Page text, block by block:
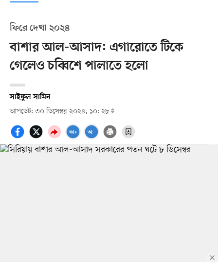
ফিরে দেখা ২০২৪
বাশার আল-আসাদ: এগারোতে টিকে
গেলেও চব্বিশে পালাতে হলো
সাইফুল সামিন
আপডেট: ৩০ ডিসেম্বর ২০২৪, ১০: ২৮